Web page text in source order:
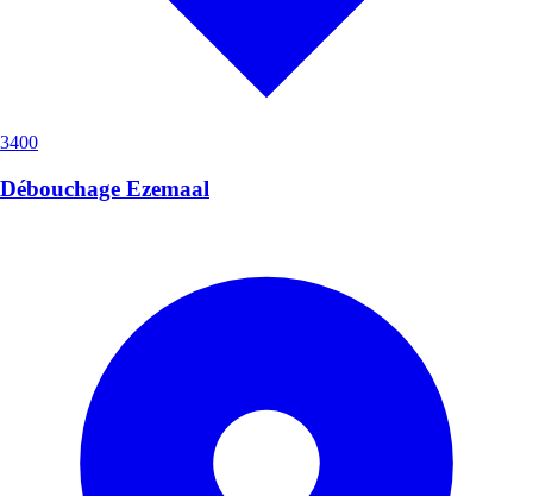
3400
Débouchage Ezemaal